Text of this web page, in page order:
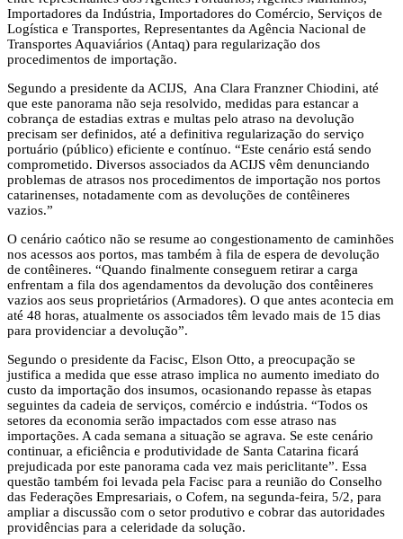
Importadores da Indústria, Importadores do Comércio, Serviços de
Logística e Transportes, Representantes da Agência Nacional de
Transportes Aquaviários (Antaq) para regularização dos
procedimentos de importação.
Segundo a presidente da ACIJS, Ana Clara Franzner Chiodini, até
que este panorama não seja resolvido, medidas para estancar a
cobrança de estadias extras e multas pelo atraso na devolução
precisam ser definidos, até a definitiva regularização do serviço
portuário (público) eficiente e contínuo. “Este cenário está sendo
comprometido. Diversos associados da ACIJS vêm denunciando
problemas de atrasos nos procedimentos de importação nos portos
catarinenses, notadamente com as devoluções de contêineres
vazios.”
O cenário caótico não se resume ao congestionamento de caminhões
nos acessos aos portos, mas também à fila de espera de devolução
de contêineres. “Quando finalmente conseguem retirar a carga
enfrentam a fila dos agendamentos da devolução dos contêineres
vazios aos seus proprietários (Armadores). O que antes acontecia em
até 48 horas, atualmente os associados têm levado mais de 15 dias
para providenciar a devolução”.
Segundo o presidente da Facisc, Elson Otto, a preocupação se
justifica a medida que esse atraso implica no aumento imediato do
custo da importação dos insumos, ocasionando repasse às etapas
seguintes da cadeia de serviços, comércio e indústria. “Todos os
setores da economia serão impactados com esse atraso nas
importações. A cada semana a situação se agrava. Se este cenário
continuar, a eficiência e produtividade de Santa Catarina ficará
prejudicada por este panorama cada vez mais periclitante”. Essa
questão também foi levada pela Facisc para a reunião do Conselho
das Federações Empresariais, o Cofem, na segunda-feira, 5/2, para
ampliar a discussão com o setor produtivo e cobrar das autoridades
providências para a celeridade da solução.